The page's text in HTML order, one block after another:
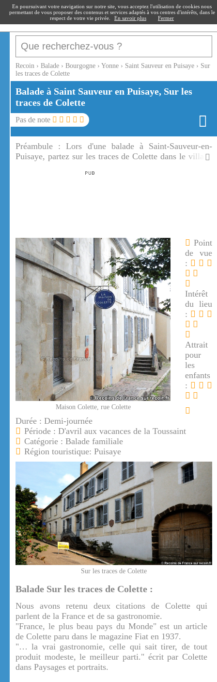
recoin.fr
Recoin › Balade › Bourgogne › Yonne › Saint Sauveur en Puisaye › Sur
les traces de Colette
Balade à Saint Sauveur en Puisaye, Sur les
traces de Colette
Pas de note
Préambule :Lors d'une balade à Saint-Sauveur-en-
Puisaye, partez sur les traces de Colette dans le village
Maison Colette, rue Colette
Point
de vue
:
Intérêt
du lieu
:
Attrait
pour
les
enfants
:
Durée : Demi-journée
Période : D'avril aux vacances de la Toussaint
Catégorie : Balade familiale
Région touristique: Puisaye
Sur les traces de Colette
Balade Sur les traces de Colette :
Nous avons retenu deux citations de Colette qui
parlent de la France et de sa gastronomie.
"France, le plus beau pays du Monde" est un article
de Colette paru dans le magazine Fiat en 1937.
"… la vrai gastronomie, celle qui sait tirer, de tout
produit modeste, le meilleur parti." écrit par Colette
dans Paysages et portraits.
En poursuivant votre navigation sur notre site, vous acceptez l'utilisation de cookies nous
permettant de vous proposer des contenus et services adaptés à vos centres d'intérêts, dans le
respect de votre vie privée.
En savoir plus Fermer